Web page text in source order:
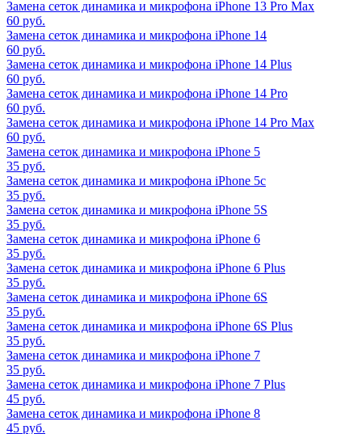
Замена сеток динамика и микрофона iPhone 13 Pro Max
60 руб.
Замена сеток динамика и микрофона iPhone 14
60 руб.
Замена сеток динамика и микрофона iPhone 14 Plus
60 руб.
Замена сеток динамика и микрофона iPhone 14 Pro
60 руб.
Замена сеток динамика и микрофона iPhone 14 Pro Max
60 руб.
Замена сеток динамика и микрофона iPhone 5
35 руб.
Замена сеток динамика и микрофона iPhone 5c
35 руб.
Замена сеток динамика и микрофона iPhone 5S
35 руб.
Замена сеток динамика и микрофона iPhone 6
35 руб.
Замена сеток динамика и микрофона iPhone 6 Plus
35 руб.
Замена сеток динамика и микрофона iPhone 6S
35 руб.
Замена сеток динамика и микрофона iPhone 6S Plus
35 руб.
Замена сеток динамика и микрофона iPhone 7
35 руб.
Замена сеток динамика и микрофона iPhone 7 Plus
45 руб.
Замена сеток динамика и микрофона iPhone 8
45 руб.